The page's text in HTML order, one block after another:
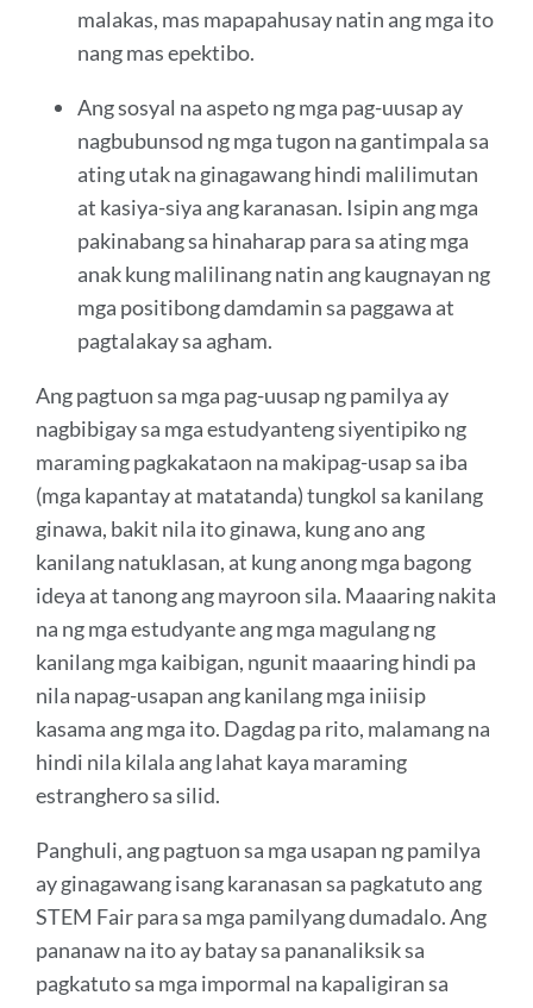
malakas, mas mapapahusay natin ang mga ito
nang mas epektibo.
Ang sosyal na aspeto ng mga pag-uusap ay
nagbubunsod ng mga tugon na gantimpala sa
ating utak na ginagawang hindi malilimutan
at kasiya-siya ang karanasan. Isipin ang mga
pakinabang sa hinaharap para sa ating mga
anak kung malilinang natin ang kaugnayan ng
mga positibong damdamin sa paggawa at
pagtalakay sa agham.
Ang pagtuon sa mga pag-uusap ng pamilya ay
nagbibigay sa mga estudyanteng siyentipiko ng
maraming pagkakataon na makipag-usap sa iba
(mga kapantay at matatanda) tungkol sa kanilang
ginawa, bakit nila ito ginawa, kung ano ang
kanilang natuklasan, at kung anong mga bagong
ideya at tanong ang mayroon sila. Maaaring nakita
na ng mga estudyante ang mga magulang ng
kanilang mga kaibigan, ngunit maaaring hindi pa
nila napag-usapan ang kanilang mga iniisip
kasama ang mga ito. Dagdag pa rito, malamang na
hindi nila kilala ang lahat kaya maraming
estranghero sa silid.
Panghuli, ang pagtuon sa mga usapan ng pamilya
ay ginagawang isang karanasan sa pagkatuto ang
STEM Fair para sa mga pamilyang dumadalo. Ang
pananaw na ito ay batay sa pananaliksik sa
pagkatuto sa mga impormal na kapaligiran sa